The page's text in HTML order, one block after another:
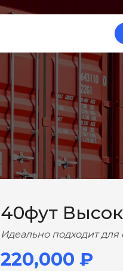
40фут
Идеально подходит
220,000 ₽